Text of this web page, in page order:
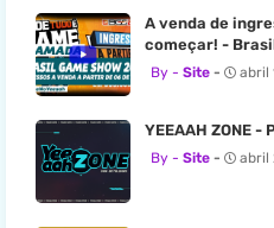
A venda de
começar! -
Site abril
YEEAAH ZONE -
Site abril